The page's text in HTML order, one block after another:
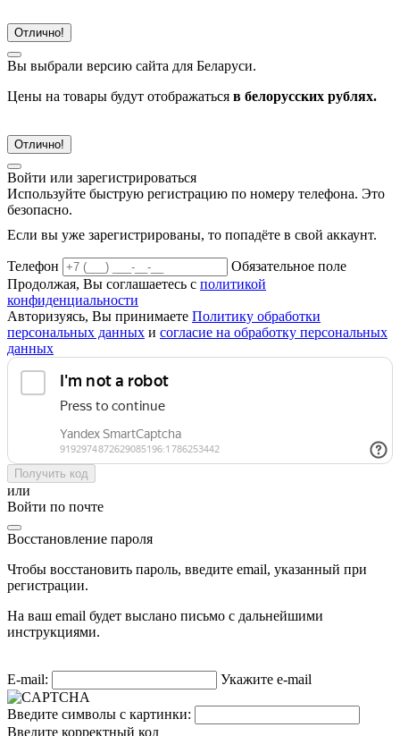
Отлично!
Вы выбрали версию сайта для Беларуси.
Цены на товары будут отображаться в белорусских рублях.
Отлично!
Войти или зарегистрироваться
Используйте быструю регистрацию по номеру телефона. Это
безопасно.
Если вы уже зарегистрированы, то попадёте в свой аккаунт.
Телефон
Обязательное поле
Продолжая, Вы соглашаетесь с политикой
конфиденциальности
Авторизуясь, Вы принимаете Политику обработки
персональных данных и согласие на обработку персональных
данных
Получить код
или
Войти по почте
Восстановление пароля
Чтобы восстановить пароль, введите email, указанный при
регистрации.
На ваш email будет выслано письмо с дальнейшими
инструкциями.
E-mail: Укажите e-mail
Введите символы с картинки:
Введите корректный код